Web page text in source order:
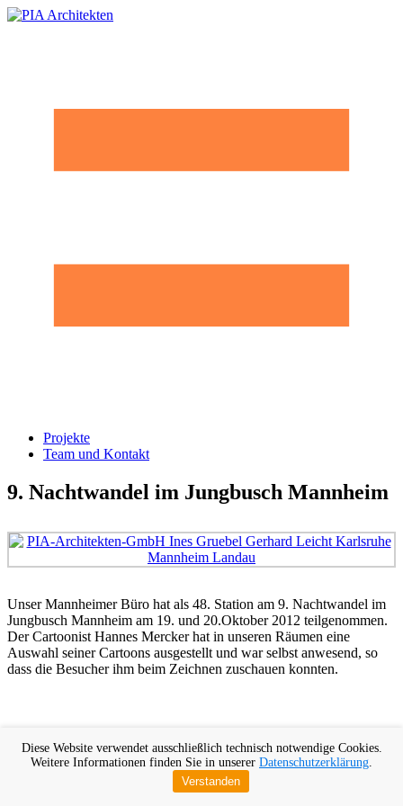
Projekte
Team und Kontakt
9. Nachtwandel im Jungbusch Mannheim
Unser Mannheimer Büro hat als 48. Station am 9. Nachtwandel im
Jungbusch Mannheim am 19. und 20.Oktober 2012 teilgenommen.
Der Cartoonist Hannes Mercker hat in unseren Räumen eine
Auswahl seiner Cartoons ausgestellt und war selbst anwesend, so
dass die Besucher ihm beim Zeichnen zuschauen konnten.
Diese Website verwendet ausschließlich technisch notwendige Cookies.
Weitere Informationen finden Sie in unserer Datenschutzerklärung.
Verstanden